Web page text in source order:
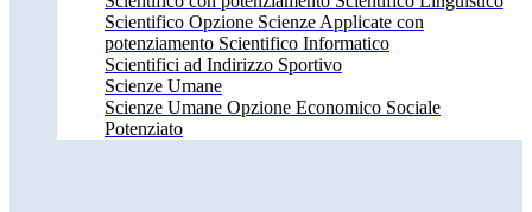
Scientifico Opzione Scienze Applicate con
potenziamento Scientifico Informatico
Scientifici ad Indirizzo Sportivo
Scienze Umane
Scienze Umane Opzione Economico Sociale
Potenziato